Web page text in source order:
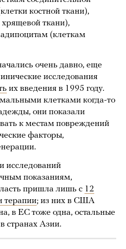
костной ткани),
ткани),
(клеткам
очень давно, еще
исследования
их введения в 1995 году.
клетками когда-то
они показали
к местам повреждений
факторы,
исследований
показаниям,
пришла лишь с 12
терапии; из них в США
в ЕС тоже одна, остальные
странах Азии.